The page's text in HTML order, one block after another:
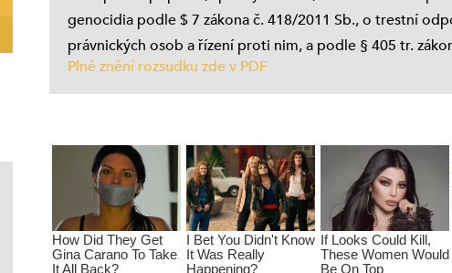
STUDIO VYŠEHRAD
STUDIO KALICH
STUDIO LÍPA PRAHA
UKONČENO)
SERVISNÍ STUDIO
(VYSÍLÁNÍ
UKONČENO)
genocidia podle $ 7 zákona č. 418/2011 Sb., o trestní
právnických osob a řízení proti nim, a podle § 405 tr.
Plné znění rozsudku zde v PDF